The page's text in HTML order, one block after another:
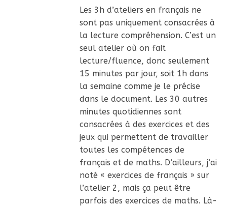
Les 3h d’ateliers en français ne
sont pas uniquement consacrées à
la lecture compréhension. C’est un
seul atelier où on fait
lecture/fluence, donc seulement
15 minutes par jour, soit 1h dans
la semaine comme je le précise
dans le document. Les 30 autres
minutes quotidiennes sont
consacrées à des exercices et des
jeux qui permettent de travailler
toutes les compétences de
français et de maths. D’ailleurs, j’ai
noté « exercices de français » sur
l’atelier 2, mais ça peut être
parfois des exercices de maths. Là-